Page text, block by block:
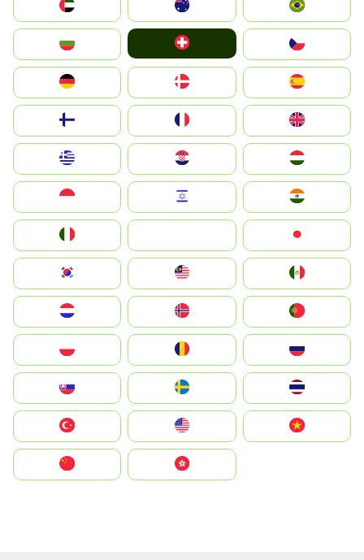
الإمارات العربية المتحدة
Switzerland
Deutschland
United Kingdom
Magyarország
South Korea
United States
中國香港特別行政區